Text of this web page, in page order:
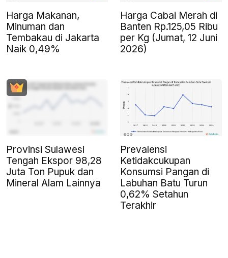
Harga Makanan,
Minuman dan
Tembakau di Jakarta
Naik 0,49%
Harga Cabai Merah di
Banten Rp.125,05 Ribu
per Kg (Jumat, 12 Juni
2026)
Provinsi Sulawesi
Tengah Ekspor 98,28
Juta Ton Pupuk dan
Mineral Alam Lainnya
Prevalensi
Ketidakcukupan
Konsumsi Pangan di
Labuhan Batu Turun
0,62% Setahun
Terakhir